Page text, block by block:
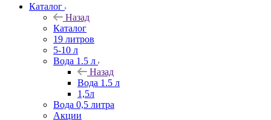
Каталог
Назад
Каталог
19 литров
5-10 л
Вода 1.5 л
Назад
Вода 1.5 л
1,5л
Вода 0,5 литра
Акции